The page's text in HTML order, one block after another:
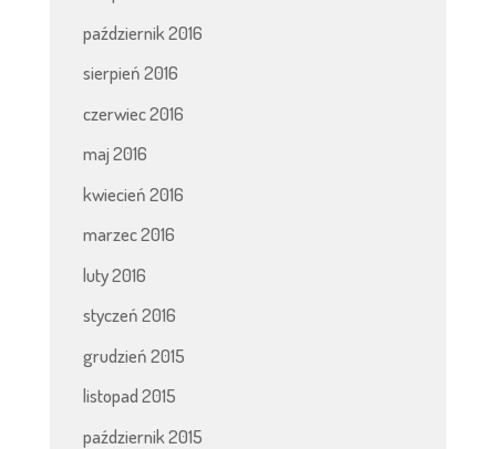
październik 2016
sierpień 2016
czerwiec 2016
maj 2016
kwiecień 2016
marzec 2016
luty 2016
styczeń 2016
grudzień 2015
listopad 2015
październik 2015